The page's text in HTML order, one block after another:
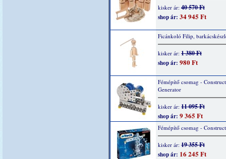
kisker ár: 40 570 Ft
shop ár: 34 945 Ft
Ficánkoló Filip,
kisker ár: 1 380 Ft
shop ár: 980 Ft
Fémépítő csomag -
Generator
kisker ár: 11 095 Ft
shop ár: 9 365 Ft
Fémépítő csomag -
kisker ár: 19 355 Ft
shop ár: 16 245 Ft